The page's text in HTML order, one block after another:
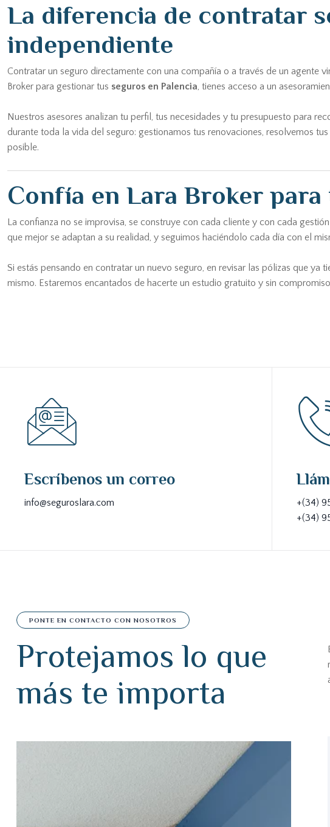
La diferencia de contratar
independiente
Contratar un seguro directamente con una compañía o a través de un agente
Broker para gestionar tus seguros en Palencia, tienes acceso a un
Nuestros asesores analizan tu perfil, tus necesidades y tu presupuesto para
durante toda la vida del seguro: gestionamos tus renovaciones, resolvemos
posible.
Confía en Lara Broker
La confianza no se improvisa, se construye con cada cliente y con cada
que mejor se adaptan a su realidad, y seguimos haciéndolo cada día con el
Si estás pensando en contratar un nuevo seguro, en revisar las pólizas que
mismo. Estaremos encantados de hacerte un estudio gratuito y sin
Escríbenos un correo
info@seguroslara.com
+(34)
+(34)
PONTE EN CONTACTO CON NOSOTROS
Protejamos lo que
más te importa